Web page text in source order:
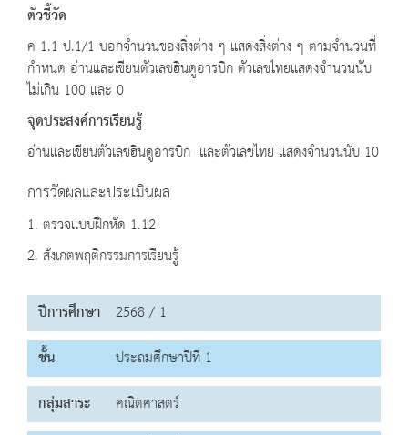
ตัวชี้วัด
ค 1.1 ป.1/1 บอกจำนวนของสิ่งต่าง ๆ แสดงสิ่งต่าง ๆ ตามจำนวนที่
กำหนด อ่านและเขียนตัวเลขฮินดูอารบิก ตัวเลขไทยแสดงจำนวนนับ
ไม่เกิน 100 และ 0
จุดประสงค์การเรียนรู้
อ่านและเขียนตัวเลขฮินดูอารบิก และตัวเลขไทย แสดงจำนวนนับ 10
การวัดผลและประเมินผล
1. ตรวจแบบฝึกหัด 1.12
2. สังเกตพฤติกรรมการเรียนรู้
ปีการศึกษา 2568 / 1
ชั้น
ประถมศึกษาปีที่ 1
กลุ่มสาระ
คณิตศาสตร์